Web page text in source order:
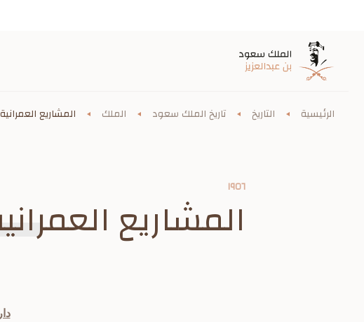
الرئيسية التاريخ تاريخ الملك سعود الملك المشاريع العمرانية
١٩٥٦
المشاريع